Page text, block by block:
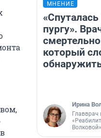
в
МНЕНИЕ
пургу».
который
Ирина
Главврач
Волковой»